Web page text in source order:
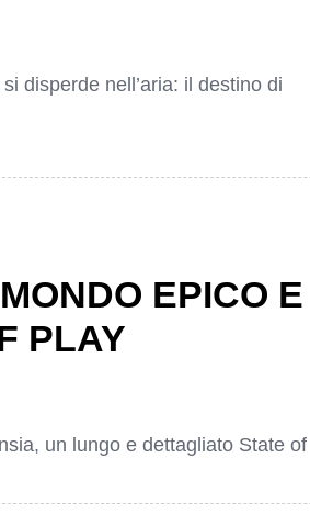
disperde nell’aria: il destino di
EPICO E
PLAY
un lungo e dettagliato State of